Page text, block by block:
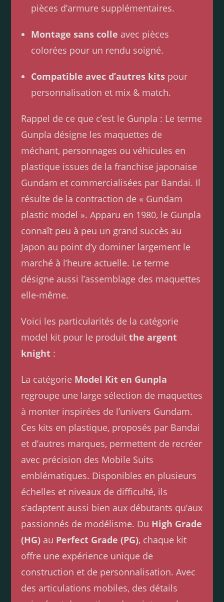
pièces d’armure supplémentaires.
Montage sans colle avec pièces
colorées pour un rendu soigné.
Compatible avec d’autres kits pour
personnalisation et mix & match.
Rappel de ce que c’est le Gunpla : Le terme
Gunpla désigne les maquettes de
méchant, personnages ou véhicules en
plastique issues de la franchise japonaise
Gundam et commercialisées par Bandai. Il
résulte de la contraction de « Gundam
plastic model ». Apparu en 1980, le Gunpla
connaît peu à peu un grand succès au
Japon au point d’y dominer largement le
marché à l’heure actuelle. Le terme
désigne aussi l’assemblage des maquettes
elle-même.
Voici les particularités de la catégorie
model kit pour le produit the argent
knight :
La catégorie Model Kit en Gunpla
regroupe une large sélection de maquettes
à monter inspirées de l’univers Gundam.
Ces kits en plastique, proposés par Bandai
et d’autres marques, permettent de recréer
avec précision des Mobile Suits
emblématiques. Disponibles en plusieurs
échelles et niveaux de difficulté, ils
s’adaptent aussi bien aux débutants qu’aux
passionnés de modélisme. Du High Grade
(HG) au Perfect Grade (PG), chaque kit
offre une expérience unique de
construction et de personnalisation. Avec
des articulations mobiles, des détails